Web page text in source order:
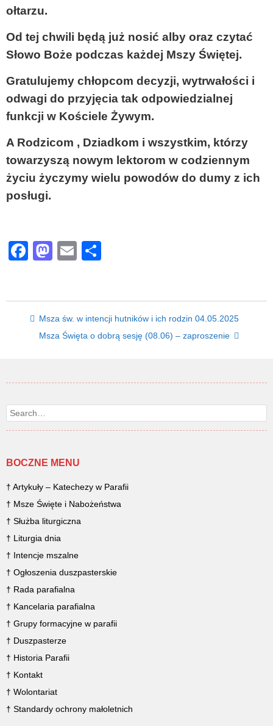
ołtarzu.
Od tej chwili będą już nosić alby oraz czytać
Słowo Boże podczas każdej Mszy Świętej.
Gratulujemy chłopcom decyzji, wytrwałości i
odwagi do przyjęcia tak odpowiedzialnej
funkcji w Kościele Żywym.
A Rodzicom , Dziadkom i wszystkim, którzy
towarzyszą nowym lektorom w codziennym
życiu życzymy wielu powodów do dumy z ich
posługi.
Facebook
Mastodon
Email
Post navigation
Msza św. w intencji hutników i ich rodzin 04.05.2025
Msza Święta o dobrą sesję (08.06) – zaproszenie
Search
BOCZNE MENU
† Artykuły – Katechezy w Parafii
† Msze Święte i Nabożeństwa
† Służba liturgiczna
† Liturgia dnia
† Intencje mszalne
† Ogłoszenia duszpasterskie
† Rada parafialna
† Kancelaria parafialna
† Grupy formacyjne w parafii
† Duszpasterze
† Historia Parafii
† Kontakt
† Wolontariat
† Standardy ochrony małoletnich